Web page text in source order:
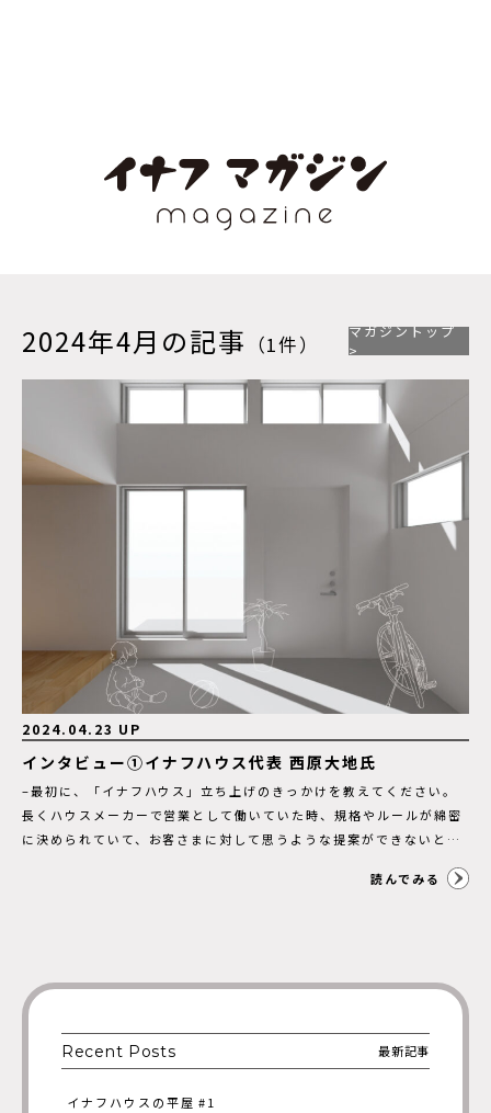
2024年4月の記事 （1件）
マガジントップ
>
インタビュー①イナフハウス代表 西原大地氏
2024.04.23 UP
–最初に、「イナフハウス」立ち上げのきっかけを教えてください。
長くハウスメーカーで営業として働いていた時、規格やルールが綿密
に決められていて、お客さまに対して思うような提案ができないと感
じることがよくありした。本来家づくりとは、お客さまのニーズに合
わせて自由に色々な提案ができることが理想なはずなのに、コストダ
されているという印象がありました。 それに、安さや手軽さ重視で規
格住宅を選ぶか、こだわり重視で注文住宅にするか、家の建て方の選
択肢もまだまだ二極化してしまっています。しかし、家族とずっと住
む家を、こだわりを持ってつくりたいとは思うけれど、設計士と直接
たくさんいらっしゃると思うんです。そんな方をターゲットに、家づ
読んでみる
Recent Posts 最新記事
イナフハウスの平屋 #1